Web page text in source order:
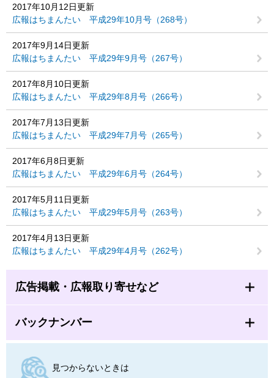
2017年10月12日更新
広報はちまんたい 平成29年10月号（268号）
2017年9月14日更新
広報はちまんたい 平成29年9月号（267号）
2017年8月10日更新
広報はちまんたい 平成29年8月号（266号）
2017年7月13日更新
広報はちまんたい 平成29年7月号（265号）
2017年6月8日更新
広報はちまんたい 平成29年6月号（264号）
2017年5月11日更新
広報はちまんたい 平成29年5月号（263号）
2017年4月13日更新
広報はちまんたい 平成29年4月号（262号）
広告掲載・広報取り寄せなど
バックナンバー
見つからないときは